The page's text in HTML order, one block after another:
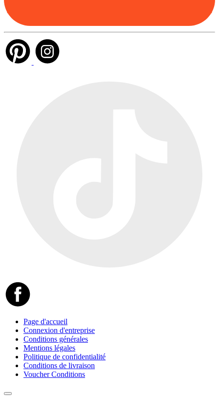
Page d'accueil
Connexion d'entreprise
Conditions générales
Mentions légales
Politique de confidentialité
Conditions de livraison
Voucher Conditions